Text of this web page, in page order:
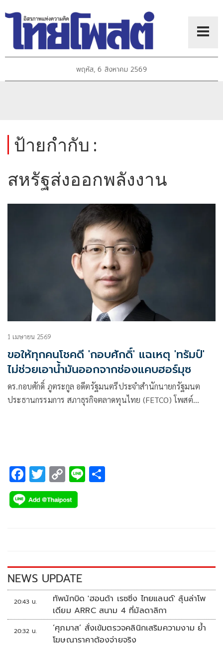
พฤหัส, 6 สิงหาคม 2569
ป้ายกำกับ :
สหรัฐส่งออกพลังงาน
1 เมษายน 2569
ขอให้ทุกคนโชคดี 'กอบศักดิ์' แฉเหตุ 'ทรัมป์'
ไม่ช่วยเอาน้ำมันออกจากช่องแคบฮอร์มุซ
ดร.กอบศักดิ์ ภูตระกูล อดีตรัฐมนตรีประจำสำนักนายกรัฐมนต
ประธานกรรมการ สภาธุรกิจตลาดทุนไทย (FETCO) โพสต์
F
ac
e
k
T
wi
tt
C
o
p
k
Li
NEWS UPDATE
20:43 น.
ทัพนักบิด 'ฮอนด้า เรซซิ่ง ไทยแลนด์' ลุ้นล่าโพ
เดียม ARRC สนาม 4 ที่มัลดาลิกา
20:32 น.
‘ศุภมาส’ สั่งเข้มตรวจคลินิกเสริมความงาม ย้ำ
โฆษณาราคาต้องจ่ายจริง